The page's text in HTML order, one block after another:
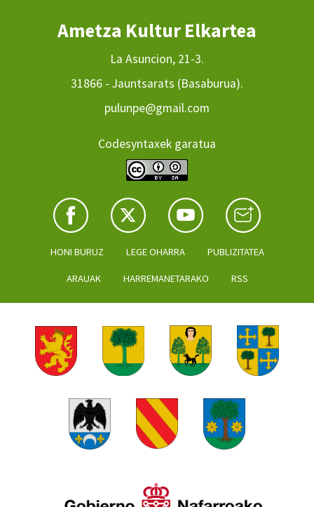
Ametza Kultur Elkartea
La Asuncion, 21-3.
31866 - Jauntsarats (Basaburua).
pulunpe@gmail.com
Codesyntaxek garatua
HONI BURUZ LEGE OHARRA PUBLIZITATEA
ARAUAK HARREMANETARAKO RSS